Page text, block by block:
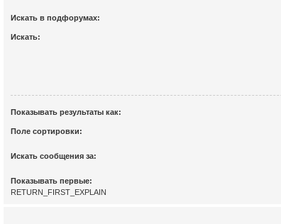
Искать в подфорумах:
Искать:
Показывать результаты как:
Поле сортировки:
Искать сообщения за:
Показывать первые:
RETURN_FIRST_EXPLAIN